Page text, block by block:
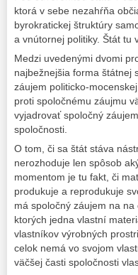
ktorá v sebe nezahŕňa
byrokratickej štruktúry
a vnútornej politiky. Štát tu
Medzi uvedenými dvomi
najbežnejšia forma štátnej
záujem politicko-
proti spoločnému záujmu
vyjadrovať spoločný
spoločnosti.
O tom, či sa štát stáva
nerozhoduje len spôsob
momentom je tu fakt, či
produkuje a reprodukuje
má spoločný záujem na
ktorých jedna vlastní
vlastníkov výrobných
celok nemá vo svojom
väčšej časti spoločnosti